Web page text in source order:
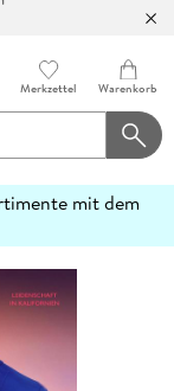
Merkzettel Warenkorb
mit dem